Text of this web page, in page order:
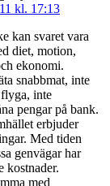
kl. 17:13
kan svaret vara
diet, motion,
ekonomi.
snabbmat, inte
inte
pengar på bank.
erbjuder
Med tiden
genvägar har
kostnader.
med